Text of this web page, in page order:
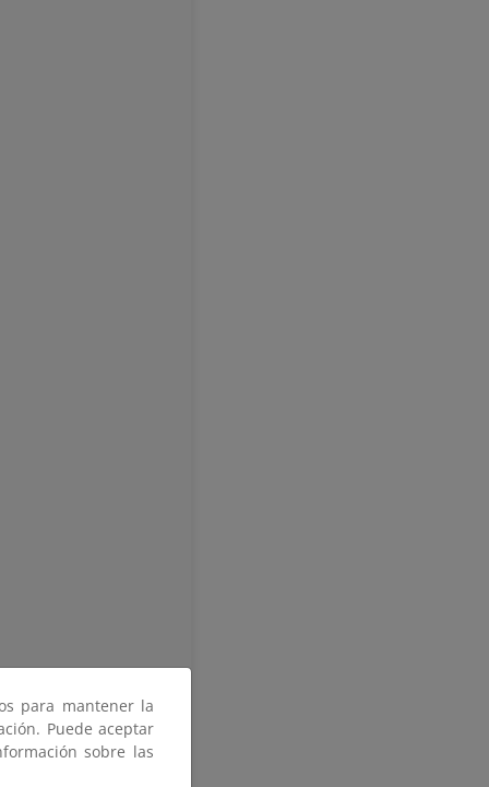
para mantener la
Puede aceptar
sobre las